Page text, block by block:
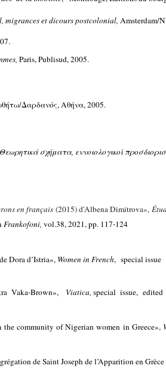
migrances et dicours postcolonial, Amsterdam/
Paris, Publisud, 2005.
Δαρδανός,Αθήνα, 2005.
σχήματα, εννοιoλογικοί
en français (2015) d'Albena Dimitrova»,
Frankofoni, vol.38, 2021, pp. 117-124
Dora d’Istria», Women in French, special issue
Vaka-Brown», Viatica, special issue,
community of Nigerian women in Greece»,
de Saint Joseph de l’Apparition en Grèce